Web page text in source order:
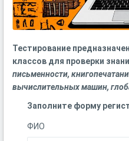
Тестирование
классов для проверки
письменности,
вычислительных машин,
Заполните форму
ФИО